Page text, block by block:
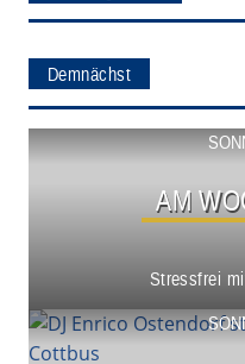
Demnächst
AM
Stressfrei
Show ansehen
Show ansehen